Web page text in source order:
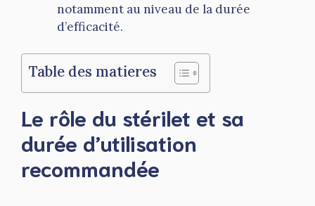
notamment au niveau de la durée
d’efficacité.
Table des matieres
Le rôle du stérilet et sa
durée d’utilisation
recommandée